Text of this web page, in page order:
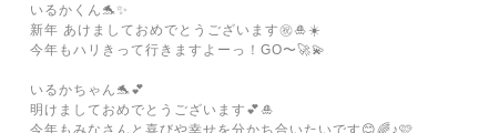
いるかくん🐬✨
新年 あけましておめでとうございます㊗️🎍☀️
今年もハリきって行きますよーっ！GO〜🚀💫
いるかちゃん🐬💕
明けましておめでとうございます💕🎍
今年もみなさんと喜びや幸せを分かち合いたいです😊🌈♪🩷